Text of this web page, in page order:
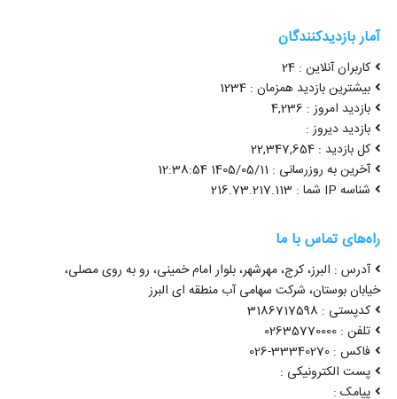
آمار بازدیدکنندگان
کاربران آنلاین : 24
بیشترین بازدید همزمان : 1234
بازدید امروز : 4,236
بازدید دیروز :
کل بازدید : 22,347,654
آخرین به روزرسانی : 1405/05/11 12:38:54
شناسه IP شما : 216.73.217.113
راه‌های تماس با ما
آدرس : البرز، کرج، مهرشهر، بلوار امام خمینی، رو به روی مصلی،
خیابان بوستان، شرکت سهامی آب منطقه ای البرز
کدپستی : 3186717598
تلفن : 02635770000
فاکس : 33340270-026
پست الکترونیکی :
پیامک :